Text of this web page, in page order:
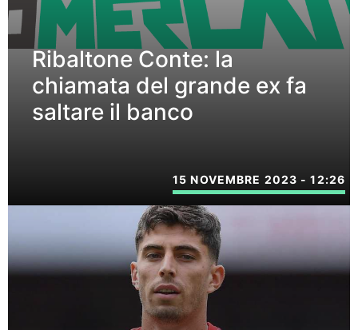
Ribaltone Conte: la
chiamata del grande ex fa
saltare il banco
15 NOVEMBRE 2023 - 12:26